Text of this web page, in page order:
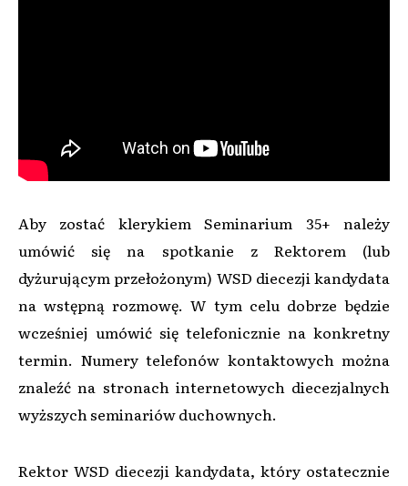
Aby zostać klerykiem Seminarium 35+ należy
umówić się na spotkanie z Rektorem (lub
dyżurującym przełożonym) WSD diecezji kandydata
na wstępną rozmowę. W tym celu dobrze będzie
wcześniej umówić się telefonicznie na konkretny
termin. Numery telefonów kontaktowych można
znaleźć na stronach internetowych diecezjalnych
wyższych seminariów duchownych.
Rektor WSD diecezji kandydata, który ostatecznie